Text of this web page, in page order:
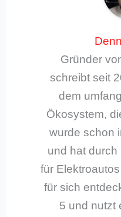
Gründer
schreibt seit
dem
Ökosystem,
wurde schon
und hat
für
für sich
5 und nutzt